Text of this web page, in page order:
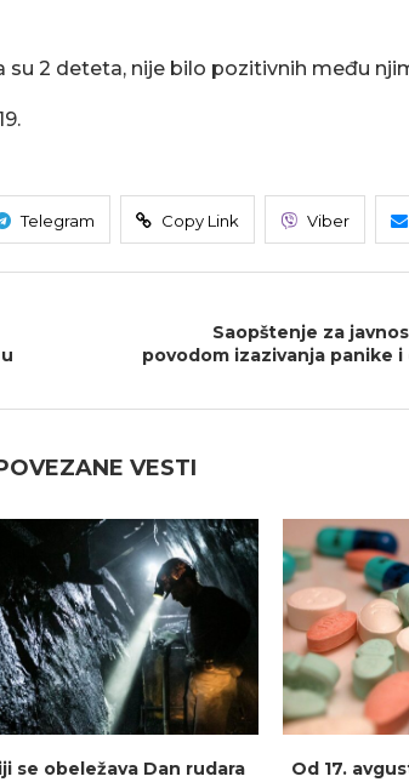
2 deteta, nije bilo pozitivnih među
Telegram Copy Link Viber
Saopštenje za
povodom izazivanja panike
VESTI
se obeležava Dan rudara
Od 17.